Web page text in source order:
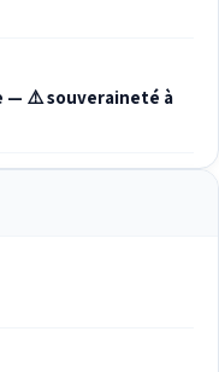
— ⚠️ souveraineté à